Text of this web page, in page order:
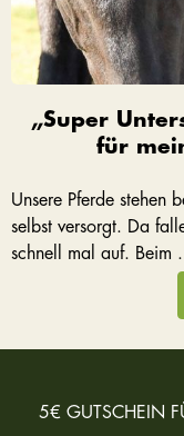
„Super
für
Unsere Pferde stehen
selbst versorgt. Da
schnell mal auf. Beim
5€ GUTSCHEIN